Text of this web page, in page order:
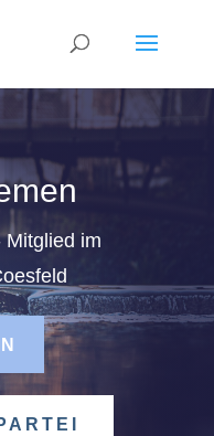
Mitglied im